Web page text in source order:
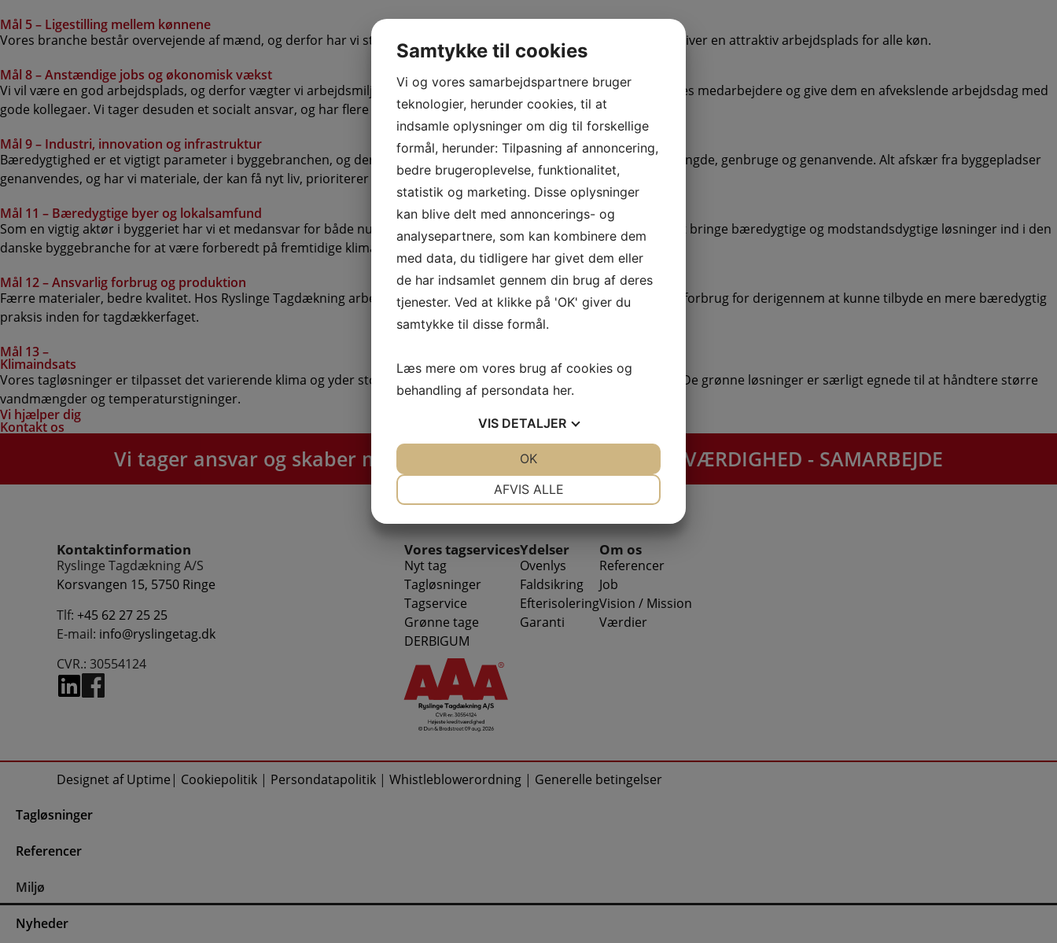
Mål 5 – Ligestilling mellem kønnene
Vores branche består overvejende af mænd, og derfor har vi stort fokus på at skabe ligeværd i vores firma, så det bliver en attraktiv arbejdsplads for alle køn.
Mål 8 – Anstændige jobs og økonomisk vækst
Vi vil være en god arbejdsplads, og derfor vægter vi arbejdsmiljøet højt, ligesom vi tilstræber at kunne udfordre vores medarbejdere og give dem en afvekslende arbejdsdag med
gode kollegaer. Vi tager desuden et socialt ansvar, og har flere kollegaer i flexjob eller på nedsat tid.
Mål 9 – Industri, innovation og infrastruktur
Bæredygtighed er et vigtigt parameter i byggebranchen, og derfor søger vi hele tiden at nedbringe vores affaldsmængde, genbruge og genanvende. Alt afskær fra byggepladser
genanvendes, og har vi materiale, der kan få nyt liv, prioriterer vi dette frem for at det bare er affald.
Mål 11 – Bæredygtige byer og lokalsamfund
Som en vigtig aktør i byggeriet har vi et medansvar for både nutidens og fremtidens bygninger. Derfor går vi efter at bringe bæredygtige og modstandsdygtige løsninger ind i den
danske byggebranche for at være forberedt på fremtidige klimaændringer.
Mål 12 – Ansvarlig forbrug og produktion
Færre materialer, bedre kvalitet. Hos Ryslinge Tagdækning arbejder vi kontinuerligt for at reducere vores ressourceforbrug for derigennem at kunne tilbyde en mere bæredygtig
praksis inden for tagdækkerfaget.
Mål 13 –
Klimaindsats
Vores tagløsninger er tilpasset det varierende klima og yder stor modstandskraft overfor både sol og vandmasser. De grønne løsninger er særligt egnede til at håndtere større
vandmængder og temperaturstigninger.
Vi hjælper dig
Kontakt os
Vi tager ansvar og skaber muligheder med STOLTHED - LIGEVÆRDIGHED - SAMARBEJDE
Kontaktinformation
Ryslinge Tagdækning A/S
Korsvangen 15, 5750 Ringe
Tlf: +45 62 27 25 25
E-mail: info@ryslingetag.dk
CVR.: 30554124
Vores tagservices
Nyt tag
Tagløsninger
Tagservice
Grønne tage
DERBIGUM
Ydelser
Ovenlys
Faldsikring
Efterisolering
Garanti
Om os
Referencer
Job
Vision / Mission
Værdier
Designet af Uptime | Cookiepolitik | Persondatapolitik | Whistleblowerordning | Generelle betingelser
Tagløsninger
Referencer
Miljø
Nyheder
Samtykke til cookies
Vi og vores samarbejdspartnere bruger
teknologier, herunder cookies, til at
indsamle oplysninger om dig til forskellige
formål, herunder: Tilpasning af annoncering,
bedre brugeroplevelse, funktionalitet,
statistik og marketing. Disse oplysninger
kan blive delt med annoncerings- og
analysepartnere, som kan kombinere dem
med data, du tidligere har givet dem eller
de har indsamlet gennem din brug af deres
tjenester. Ved at klikke på 'OK' giver du
samtykke til disse formål.
Læs mere om vores brug af cookies og
behandling af persondata her.
VIS DETALJER
AFVIS ALLE
OK